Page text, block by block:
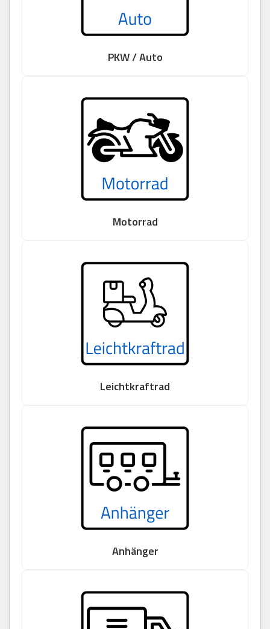
PKW / Auto
Motorrad
Leichtkraftrad
Anhänger